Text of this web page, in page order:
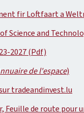
fir Loftfaart a
Science and
2027 (Pdf)
de l'espace)
tradeandinvest.lu
Feuille de route